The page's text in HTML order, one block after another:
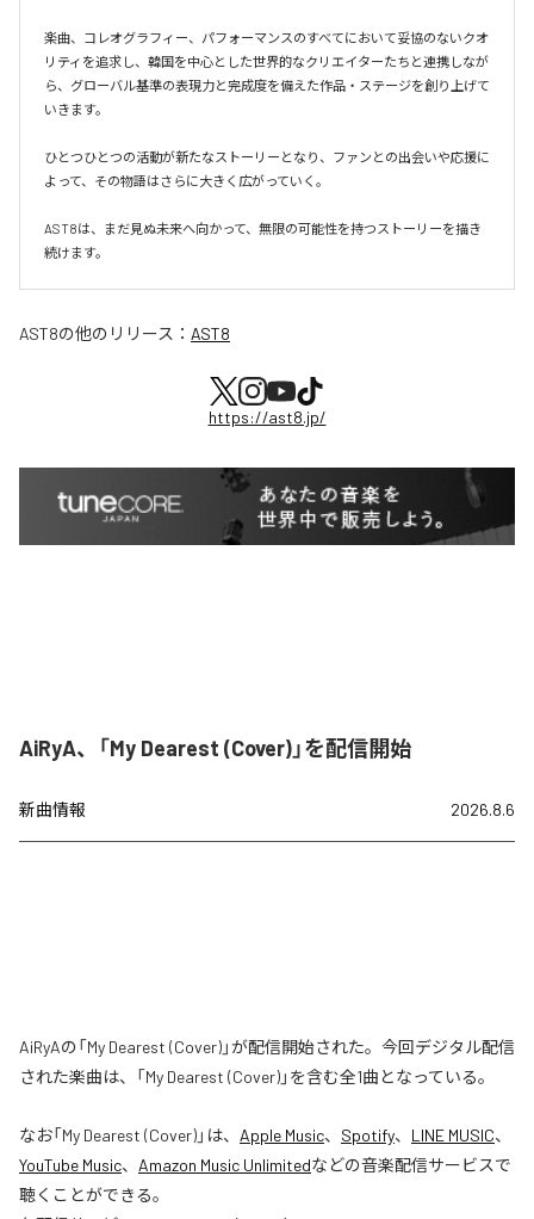
楽曲、コレオグラフィー、パフォーマンスのすべてにおいて妥協のないクオ
リティを追求し、韓国を中心とした世界的なクリエイターたちと連携しなが
ら、グローバル基準の表現力と完成度を備えた作品・ステージを創り上げて
いきます。
ひとつひとつの活動が新たなストーリーとなり、ファンとの出会いや応援に
よって、その物語はさらに大きく広がっていく。
AST8は、まだ見ぬ未来へ向かって、無限の可能性を持つストーリーを描き
続けます。
AST8の他のリリース： AST8
https://ast8.jp/
AiRyA、「My Dearest (Cover)」を配信開始
新曲情報 2026.8.6
AiRyAの「My Dearest (Cover)」が配信開始された。今回デジタル配信
された楽曲は、「My Dearest (Cover)」を含む全1曲となっている。
なお「My Dearest (Cover)」は、 Apple Music、 Spotify、 LINE MUSIC、
YouTube Music、 Amazon Music Unlimitedなどの音楽配信サービスで
聴くことができる。